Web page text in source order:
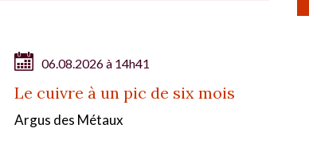
06.08.2026 à 14h41
Le cuivre à un pic de six mois
Argus des Métaux